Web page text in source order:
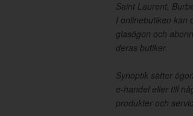
Saint Laurent,
I onlinebutiken kan
glasögon och
deras butiker.
Synoptik sätter
e-handel eller till
produkter och